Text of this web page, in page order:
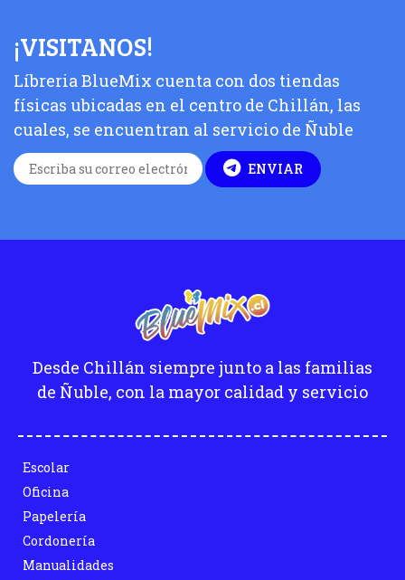
¡VISITANOS!
Líbreria BlueMix cuenta con dos tiendas
físicas ubicadas en el centro de Chillán, las
cuales, se encuentran al servicio de Ñuble
ENVIAR
Desde Chillán siempre junto a las familias
de Ñuble, con la mayor calidad y servicio
Escolar
Oficina
Papelería
Cordonería
Manualidades